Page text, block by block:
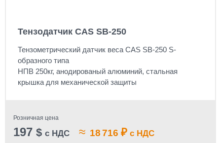
Тензодатчик CAS SB-250
Тензометрический датчик веса CAS SB-250 S-
образного типа
НПВ 250кг, анодированый алюминий, стальная
крышка для механической защиты
Розничная цена
197 $ с НДС ≈ 18 716 ₽ с НДС